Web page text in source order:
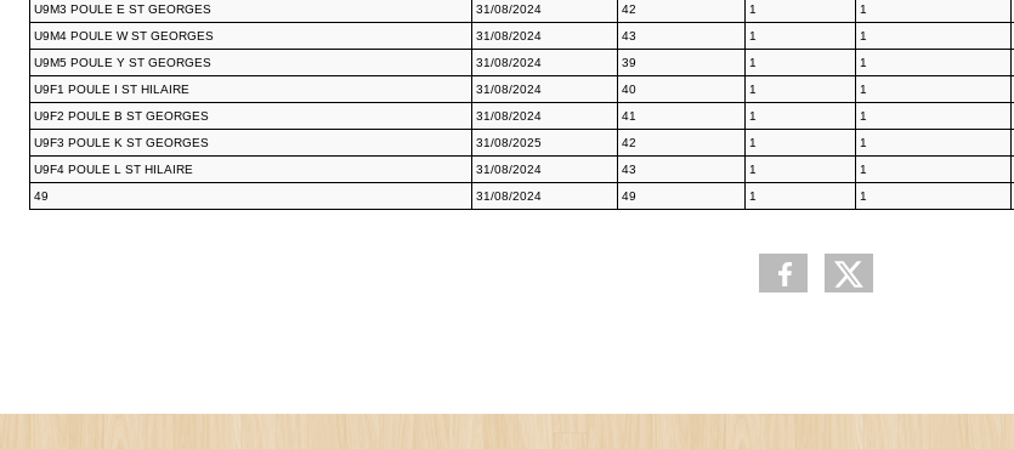
U9M3 POULE E ST GEORGES
31/08/2024 42 1 1
U9M4 POULE W ST GEORGES
31/08/2024 43 1 1
U9M5 POULE Y ST GEORGES
31/08/2024 39 1 1
U9F1 POULE I ST HILAIRE
31/08/2024 40 1 1
U9F2 POULE B ST GEORGES
31/08/2024 41 1 1
U9F3 POULE K ST GEORGES
31/08/2025 42 1 1
U9F4 POULE L ST HILAIRE
31/08/2024 43 1 1
49
31/08/2024 49 1 1